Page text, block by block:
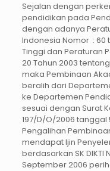
Sejalan dengan
pendidikan pada
dengan adanya
Indonesia Nomor : 60
Tinggi dan Peraturan
20 Tahun 2003
maka Pembinaan
beralih dari
ke Departemen
sesuai dengan Surat
197/D/O/2006
Pengalihan
mendapat Ijin
berdasarkan SK DIKTI
September 2006